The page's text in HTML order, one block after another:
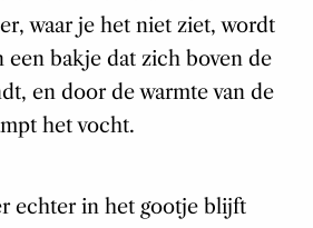
waar je het niet ziet, wordt
een bakje dat zich boven de
en door de warmte van de
het vocht.
echter in het gootje blijft